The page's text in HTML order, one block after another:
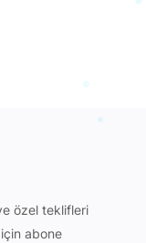
özel teklifleri
abone